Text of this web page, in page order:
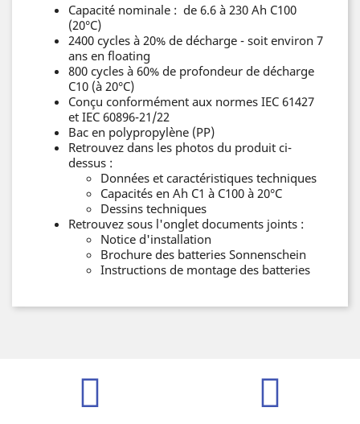
Capacité nominale : de 6.6 à 230 Ah C100
(20°C)
2400 cycles à 20% de décharge - soit environ 7
ans en floating
800 cycles à 60% de profondeur de décharge
C10 (à 20°C)
Conçu conformément aux normes IEC 61427
et IEC 60896-21/22
Bac en polypropylène (PP)
Retrouvez dans les photos du produit ci-
dessus :
Données et caractéristiques techniques
Capacités en Ah C1 à C100 à 20°C
Dessins techniques
Retrouvez sous l'onglet documents joints :
Notice d'installation
Brochure des batteries Sonnenschein
Instructions de montage des batteries